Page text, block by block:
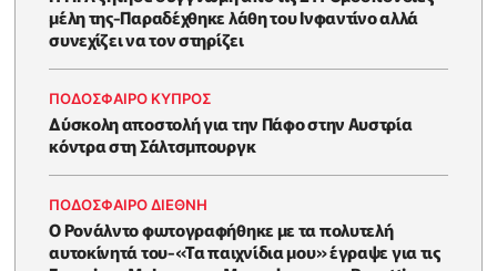
μέλη της-Παραδέχθηκε λάθη του Ινφαντίνο αλλά
συνεχίζει να τον στηρίζει
ΠΟΔΟΣΦΑΙΡΟ ΚΥΠΡΟΣ
Δύσκολη αποστολή για την Πάφο στην Αυστρία
κόντρα στη Σάλτσμπουργκ
ΠΟΔΟΣΦΑΙΡΟ ΔΙΕΘΝΗ
Ο Ρονάλντο φωτογραφήθηκε με τα πολυτελή
αυτοκίνητά του-«Τα παιχνίδια μου» έγραψε για τις